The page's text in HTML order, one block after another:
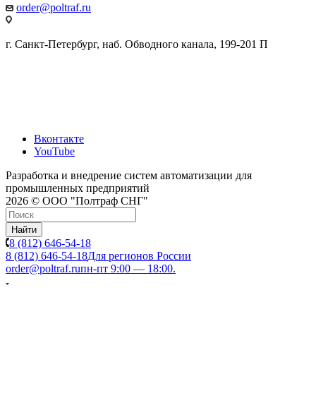
order@poltraf.ru
г. Санкт-Петербург, наб. Обводного канала, 199-201 П
Вконтакте
YouTube
Разработка и внедрение систем автоматизации для
промышленных предприятий
2026 © ООО "Полтраф СНГ"
Найти
8 (812) 646-54-18
8 (812) 646-54-18Для регионов России
order@poltraf.ruпн-пт 9:00 — 18:00.